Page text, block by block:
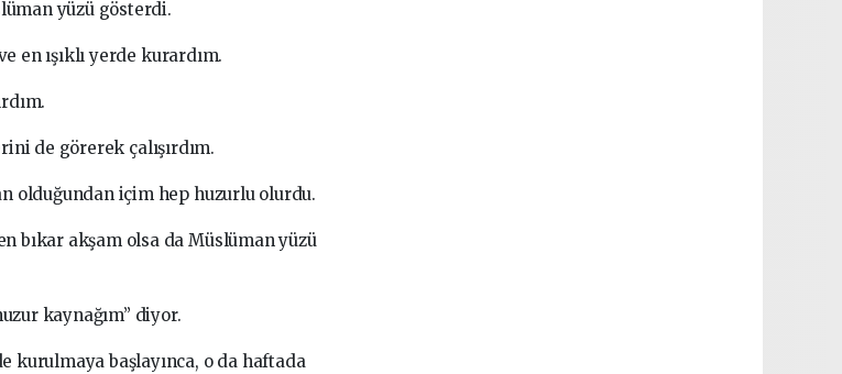
yüzü gösterdi.
ışıklı yerde kurardım.
de görerek çalışırdım.
olduğundan içim hep huzurlu olurdu.
bıkar akşam olsa da Müslüman yüzü
kaynağım” diyor.
kurulmaya başlayınca, o da haftada